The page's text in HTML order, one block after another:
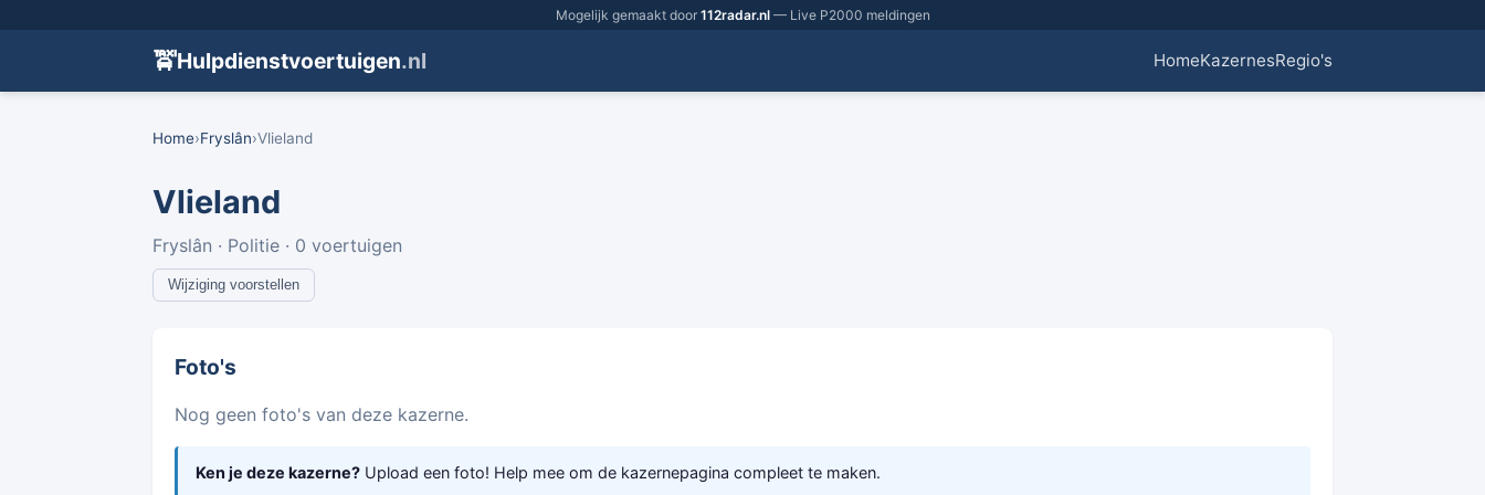
Mogelijk gemaakt door 112radar.nl— Live P2000 meldingen
🚖Hulpdienstvoertuigen.nl HomeKazernesRegio's
Home›Fryslân›Vlieland
Vlieland
Fryslân · Politie · 0 voertuigen
Wijziging voorstellen
Foto's
Nog geen foto's van deze kazerne.
Ken je deze kazerne? Upload een foto! Help mee om de kazernepagina compleet te maken.